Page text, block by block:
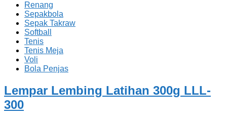
Renang
Sepakbola
Sepak Takraw
Softball
Tenis
Tenis Meja
Voli
Bola Penjas
Lempar Lembing Latihan 300g LLL-
300